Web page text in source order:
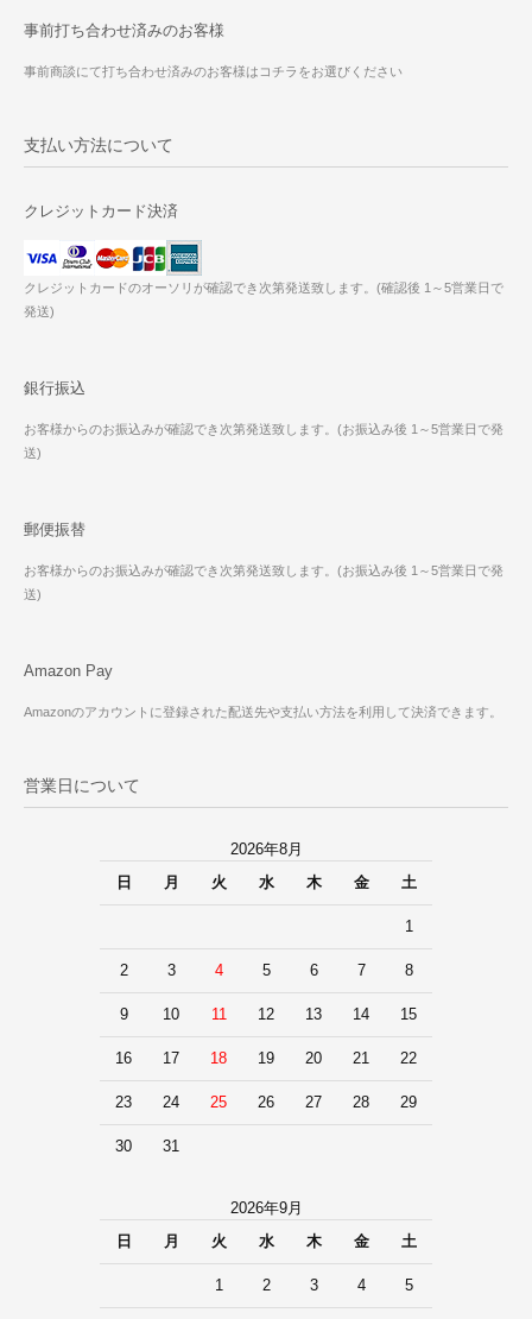
事前打ち合わせ済みのお客様
事前商談にて打ち合わせ済みのお客様はコチラをお選びください
支払い方法について
クレジットカード決済
クレジットカードのオーソリが確認でき次第発送致します。(確認後 1～5営業日で
発送)
銀行振込
お客様からのお振込みが確認でき次第発送致します。(お振込み後 1～5営業日で発
送)
郵便振替
お客様からのお振込みが確認でき次第発送致します。(お振込み後 1～5営業日で発
送)
Amazon Pay
Amazonのアカウントに登録された配送先や支払い方法を利用して決済できます。
営業日について
2026年8月
日
月 火 水 木 金 土
1
2 3 4 5 6 7 8
9 10 11 12 13 14 15
16 17 18 19 20 21 22
23 24 25 26 27 28 29
30 31
2026年9月
日
月 火 水 木 金 土
1 2 3 4 5